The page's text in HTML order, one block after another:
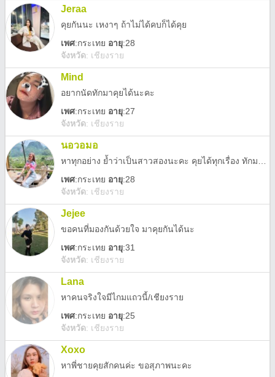
Jeraa
คุยกันนะ เหงาๆ ถ้าไม่ได้คบก็ได้คุย
เพศ:กระเทย อายุ:28
จังหวัด: เชียงราย
Mind
อยากนัดทักมาคุยได้นะคะ
เพศ:กระเทย อายุ:27
จังหวัด: เชียงราย
นอวอมอ
เพศ:กระเทย อายุ:28
จังหวัด: เชียงราย
Jejee
ขอคนที่มองกันด้วยใจ มาคุยกันได้นะ
เพศ:กระเทย อายุ:31
จังหวัด: เชียงราย
Lana
หาคนจริงใจมีไกมแถวนี้/เชียงราย
เพศ:กระเทย อายุ:25
จังหวัด: เชียงราย
Xoxo
หาพี่ชายคุยสักคนค่ะ ขอสุภาพนะคะ